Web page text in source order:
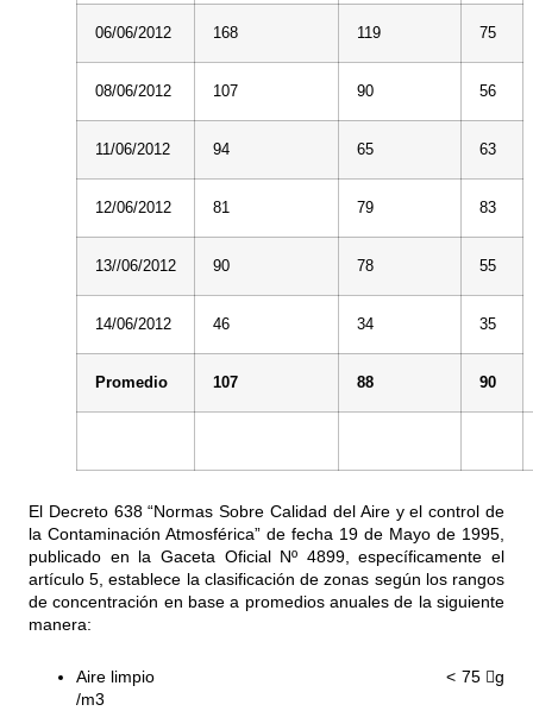
06/06/2012 168 119 75
08/06/2012 107 90 56
11/06/2012 94 65 63
12/06/2012 81 79 83
13//06/2012 90 78 55
14/06/2012 46 34 35
Promedio 107 88 90
El Decreto 638 “Normas Sobre Calidad del Aire y el control de
la Contaminación Atmosférica” de fecha 19 de Mayo de 1995,
publicado en la Gaceta Oficial Nº 4899, específicamente el
artículo 5, establece la clasificación de zonas según los rangos
de concentración en base a promedios anuales de la siguiente
manera:
Aire limpio < 75 g
/m3